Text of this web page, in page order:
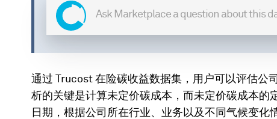
通过 Trucost 在险碳收益数据集，用户可以评估公
析的关键是计算未定价碳成本，而未定价碳成本的
日期，根据公司所在行业、业务以及不同气候变化